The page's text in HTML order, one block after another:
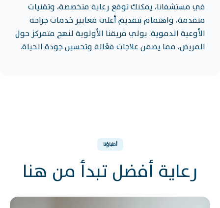
في مستشفانا، يمكنك توقع رعاية متخصصة، وتقنيات
متقدمة، واهتمام بتقديم أعلى معايير خدمات جراحة
الأوعية الدموية. يولي فريقنا الأولوية لنهج متمركز حول
المريض، مما يضمن علاجات فعّالة وتحسين جودة الحياة.
أطباؤنا
رعاية أفضل تبدأ من هنا